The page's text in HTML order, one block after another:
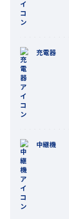
充電器
中継機